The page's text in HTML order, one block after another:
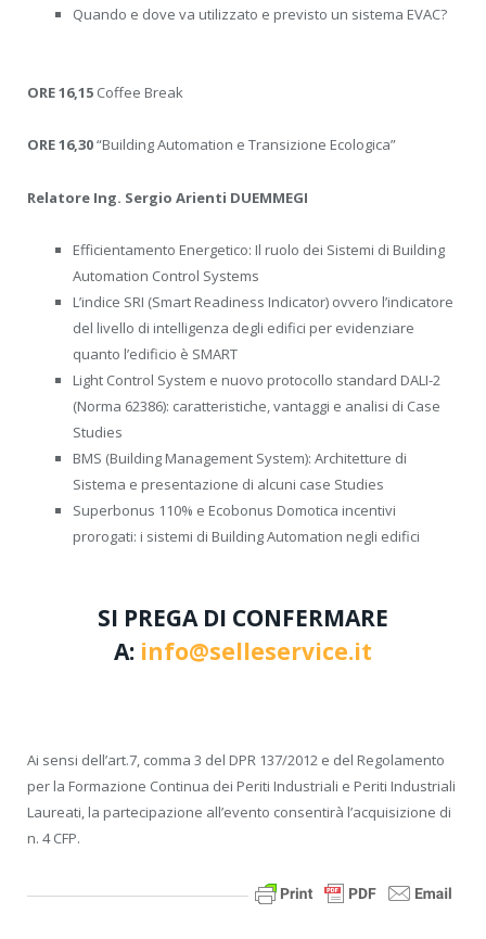
Quando e dove va utilizzato e previsto un sistema EVAC?
ORE 16,15 Coffee Break
ORE 16,30“Building Automation e Transizione Ecologica”
Relatore Ing. Sergio Arienti DUEMMEGI
Efficientamento Energetico: Il ruolo dei Sistemi di Building
Automation Control Systems
L’indice SRI (Smart Readiness Indicator) ovvero l’indicatore
del livello di intelligenza degli edifici per evidenziare
quanto l’edificio è SMART
Light Control System e nuovo protocollo standard DALI-2
(Norma 62386): caratteristiche, vantaggi e analisi di Case
Studies
BMS (Building Management System): Architetture di
Sistema e presentazione di alcuni case Studies
Superbonus 110% e Ecobonus Domotica incentivi
prorogati: i sistemi di Building Automation negli edifici
SI PREGA DI CONFERMARE
A: info@selleservice.it
Ai sensi dell’art.7, comma 3 del DPR 137/2012 e del Regolamento
per la Formazione Continua dei Periti Industriali e Periti Industriali
Laureati, la partecipazione all’evento consentirà l’acquisizione di
n. 4 CFP.